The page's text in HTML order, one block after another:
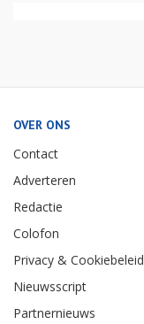
OVER ONS
Contact
Adverteren
Redactie
Colofon
Privacy & Cookiebeleid
Nieuwsscript
Partnernieuws